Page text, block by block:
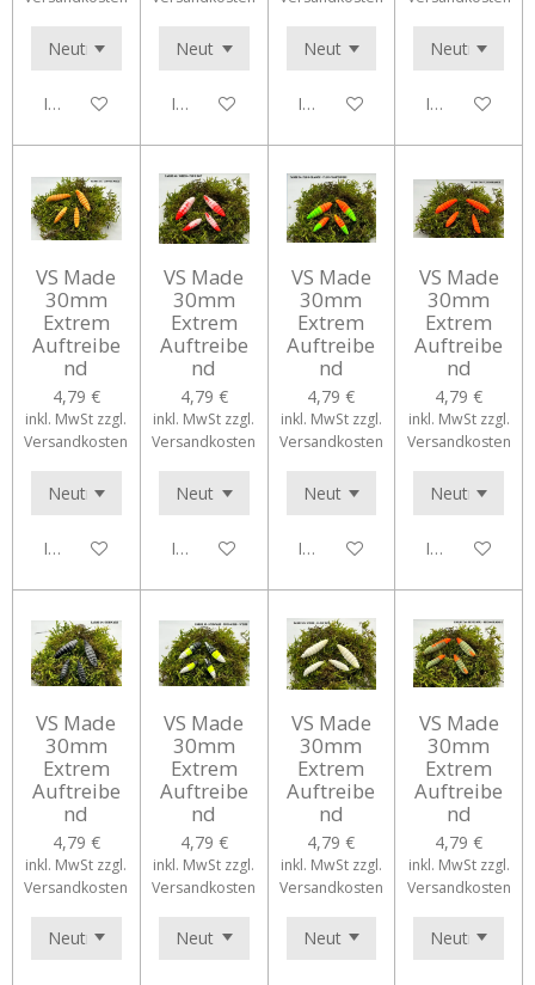
In den WarenkorbIn den WarenkorbIn den WarenkorbIn den
VS Made
30mm
Extrem
Auftreibe
nd
4,79 €
inkl. MwSt zzgl.
Versandkosten
In den Warenkorb
VS Made
30mm
Extrem
Auftreibe
nd
4,79 €
inkl. MwSt zzgl.
Versandkosten
In den Warenkorb
VS Made
30mm
Extrem
Auftreibe
nd
4,79 €
inkl. MwSt zzgl.
Versandkosten
In den Warenkorb
VS Made
30mm
Extrem
Auftreibe
nd
4,79 €
inkl. MwSt zzgl.
Versandkosten
In den
VS Made
30mm
Extrem
Auftreibe
nd
4,79 €
inkl. MwSt zzgl.
Versandkosten
VS Made
30mm
Extrem
Auftreibe
nd
4,79 €
inkl. MwSt zzgl.
Versandkosten
VS Made
30mm
Extrem
Auftreibe
nd
4,79 €
inkl. MwSt zzgl.
Versandkosten
VS Made
30mm
Extrem
Auftreibe
nd
4,79 €
inkl. MwSt zzgl.
Versandkosten